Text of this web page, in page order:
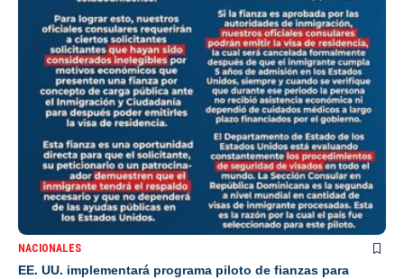
NACIONALES
EE. UU. implementará programa piloto de fianzas para